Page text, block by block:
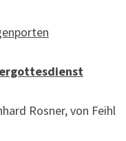
Rosner, von Feihl